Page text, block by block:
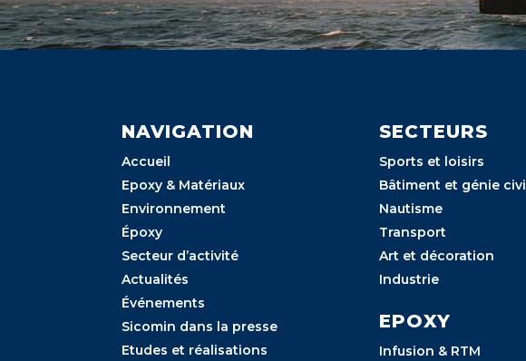
NAVIGATION
Accueil
Epoxy & Matériaux
Environnement
Époxy
Secteur d’activité
Actualités
Événements
Sicomin dans la presse
Etudes et réalisations
SECTEURS
Sports et loisirs
Bâtiment et génie civil
Nautisme
Transport
Art et décoration
Industrie
EPOXY
Infusion & RTM